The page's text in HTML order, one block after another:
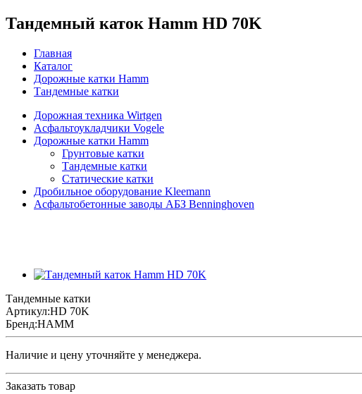
Тандемный каток Hamm HD 70K
Главная
Каталог
Дорожные катки Hamm
Тандемные катки
Дорожная техника Wirtgen
Асфальтоукладчики Vogele
Дорожные катки Hamm
Грунтовые катки
Тандемные катки
Статические катки
Дробильное оборудование Kleemann
Асфальтобетонные заводы АБЗ Benninghoven
Тандемные катки
Артикул:HD 70K
Бренд:HAMM
Наличие и цену уточняйте у менеджера.
Заказать товар